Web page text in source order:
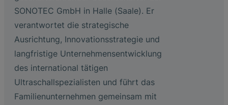
SONOTEC GmbH in Halle (Saale). Er
verantwortet die strategische
Ausrichtung, Innovationsstrategie und
langfristige Unternehmensentwicklung
des international tätigen
Ultraschallspezialisten und führt das
Familienunternehmen gemeinsam mit
EtherNet/IP Gateway
Low Flow Measurement with SONOFLOW
CO.55 V3.0
Durchflusssensoren in Continuous
Processing & Single-Use Anwendungen
Vergleichstest von Durchflusssensoren
Luftblasen- und Blutleckdetektion in
Dialysemaschinen
Durchflusssensor für System zur
Herzunterstützung
SONAPHONE DataSuite D
SONAPHONE DataSuite S
SteamExpert Modul
Ultraschallanalyse bei der Lecksuche an
Druckluftanlagen
Application of Ultrasound Technology
Energie in Dampf- und
FAQ-L.5
FAQ-L.6
Ultraschallprüfköpfe
Zerstörungsfreie Prüfung von
Hochtemperatur-Keramiken
Schubplatten in der Keramikproduktion